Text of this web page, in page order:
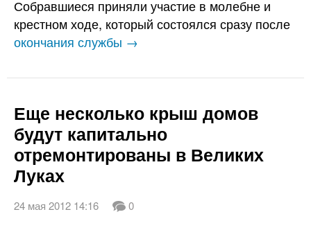
Собравшиеся приняли участие в молебне и
крестном ходе, который состоялся сразу после
окончания службы →
Еще несколько крыш домов
будут капитально
отремонтированы в Великих
Луках
24 мая 2012 14:16 0